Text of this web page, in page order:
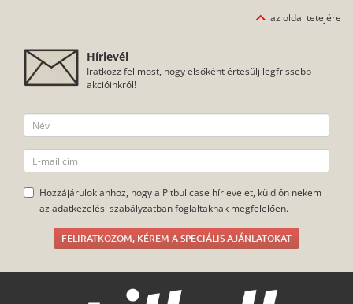
az oldal tetejére
Hírlevél
Iratkozz fel most, hogy elsőként értesülj legfrissebb
akcióinkról!
Hozzájárulok ahhoz, hogy a Pitbullcase hírlevelet, küldjön nekem
az adatkezelési szabályzatban foglaltaknak megfelelően.
FELIRATKOZOM, KÉREM A SPECIÁLIS AJÁNLATOKAT